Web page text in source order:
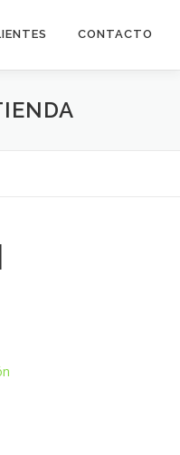
CONTACTO